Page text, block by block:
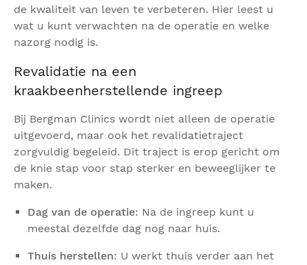
de kwaliteit van leven te verbeteren. Hier leest u
wat u kunt verwachten na de operatie en welke
nazorg nodig is.
Revalidatie na een
kraakbeenherstellende ingreep
Bij Bergman Clinics wordt niet alleen de operatie
uitgevoerd, maar ook het revalidatietraject
zorgvuldig begeleid. Dit traject is erop gericht om
de knie stap voor stap sterker en beweeglijker te
maken.
Dag van de operatie: Na de ingreep kunt u
meestal dezelfde dag nog naar huis.
Thuis herstellen: U werkt thuis verder aan het